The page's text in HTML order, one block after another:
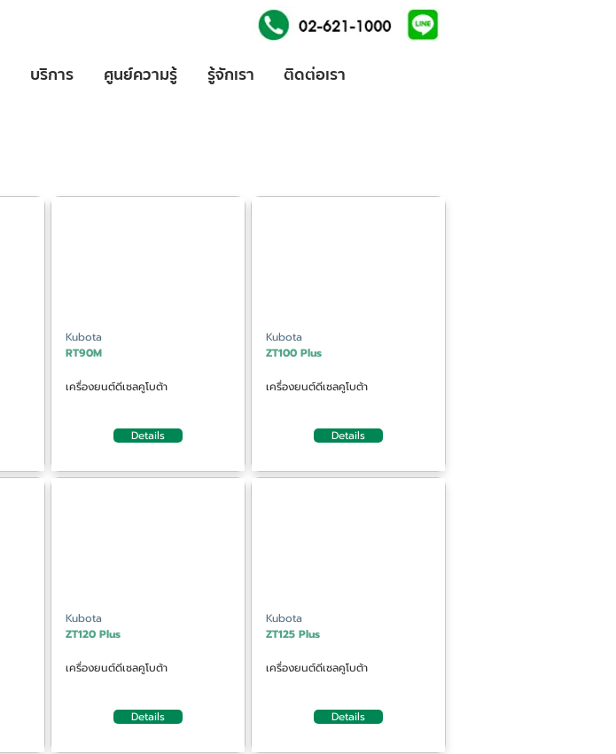
บริการ ศูนย์ความรู้ รู้จักเรา ติดต่อเรา
Kubota
RT90M
เครื่องยนต์ดีเซลคูโบต้า
Details
Kubota
ZT120 Plus
เครื่องยนต์ดีเซลคูโบต้า
Details
Kubota
ZT100 Plus
เครื่องยนต์ดีเซลคูโบต้า
Details
Kubota
ZT125 Plus
เครื่องยนต์ดีเซลคูโบต้า
Details